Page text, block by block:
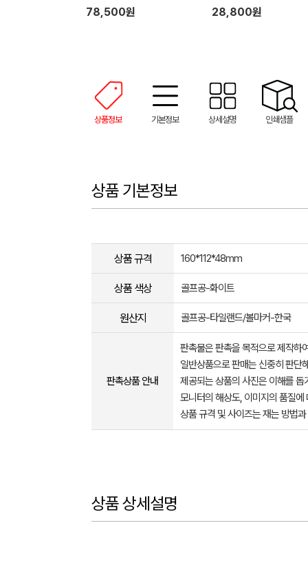
78,500원
티(2) 세트
28,800원
상품정보 기본정보 상세설명 인쇄샘플
상품 기본정보
상품 규격 160*112*48mm
상품 색상 골프공-화이트
원산지 골프공-타일랜드/볼마커-한국
판촉상품 안내
판촉물은 판촉을 목적으로 제작하
일반상품으로 판매는 신중히 판단
제공되는 상품의 사진은 이해를
모니터의 해상도, 이미지의 품질
상품 규격 및 사이즈는 재는 방법
상품 상세설명